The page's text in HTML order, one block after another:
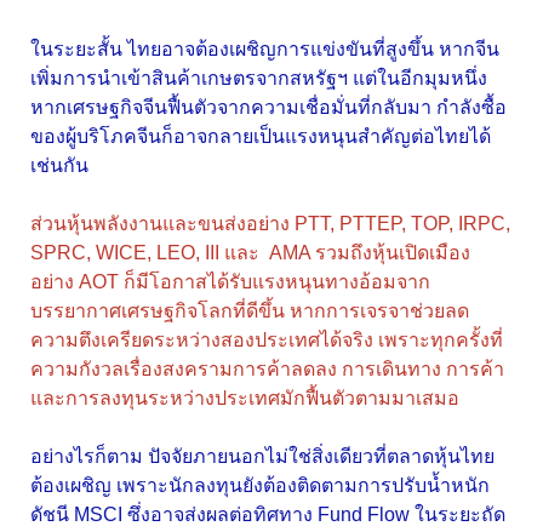
ในระยะสั้น ไทยอาจต้องเผชิญการแข่งขันที่สูงขึ้น หากจีน
เพิ่มการนำเข้าสินค้าเกษตรจากสหรัฐฯ แต่ในอีกมุมหนึ่ง
หากเศรษฐกิจจีนฟื้นตัวจากความเชื่อมั่นที่กลับมา กำลังซื้อ
ของผู้บริโภคจีนก็อาจกลายเป็นแรงหนุนสำคัญต่อไทยได้
เช่นกัน
ส่วนหุ้นพลังงานและขนส่งอย่าง PTT, PTTEP, TOP, IRPC,
SPRC, WICE, LEO, III และ AMA รวมถึงหุ้นเปิดเมือง
อย่าง AOT ก็มีโอกาสได้รับแรงหนุนทางอ้อมจาก
บรรยากาศเศรษฐกิจโลกที่ดีขึ้น หากการเจรจาช่วยลด
ความตึงเครียดระหว่างสองประเทศได้จริง เพราะทุกครั้งที่
ความกังวลเรื่องสงครามการค้าลดลง การเดินทาง การค้า
และการลงทุนระหว่างประเทศมักฟื้นตัวตามมาเสมอ
อย่างไรก็ตาม ปัจจัยภายนอกไม่ใช่สิ่งเดียวที่ตลาดหุ้นไทย
ต้องเผชิญ เพราะนักลงทุนยังต้องติดตามการปรับน้ำหนัก
ดัชนี MSCI ซึ่งอาจส่งผลต่อทิศทาง Fund Flow ในระยะถัด